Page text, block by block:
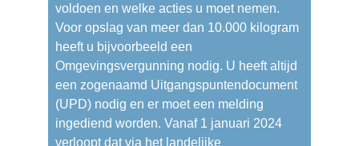
voldoen en welke acties u moet nemen.
Voor opslag van meer dan 10.000 kilogram
heeft u bijvoorbeeld een
Omgevingsvergunning nodig. U heeft altijd
een zogenaamd Uitgangspuntendocument
(UPD) nodig en er moet een melding
ingediend worden. Vanaf 1 januari 2024
verloopt dat via het landelijke